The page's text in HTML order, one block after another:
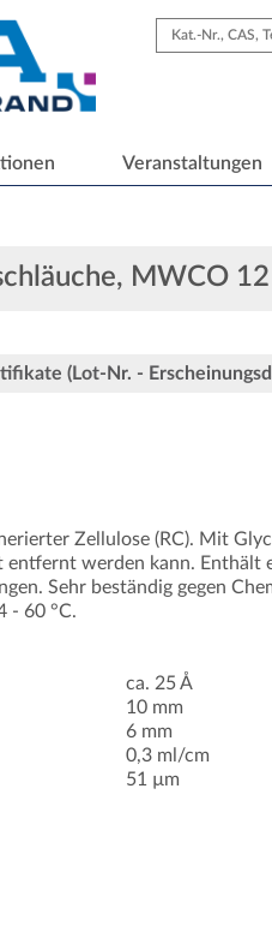
Veranstaltungen
MWCO
(Lot-Nr. -
Zellulose (RC). Mit
werden kann. Enthält
Sehr beständig gegen
- 60 °C.
ca. 25 Å
10 mm
6 mm
0,3 ml/cm
51 µm